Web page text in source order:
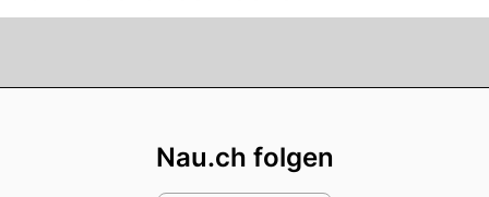
Nau.ch folgen